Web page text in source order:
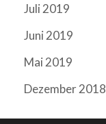
Juli 2019
Juni 2019
Mai 2019
Dezember 2018